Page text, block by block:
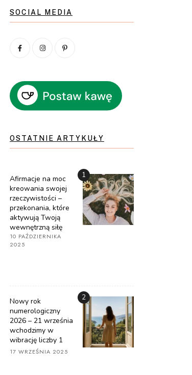
SOCIAL MEDIA
OSTATNIE ARTYKUŁY
Afirmacje na moc
kreowania swojej
rzeczywistości –
przekonania, które
aktywują Twoją
wewnętrzną siłę
10 PAŹDZIERNIKA
2025
1
Nowy rok
numerologiczny
2026 – 21 września
wchodzimy w
wibrację liczby 1
17 WRZEŚNIA 2025
2